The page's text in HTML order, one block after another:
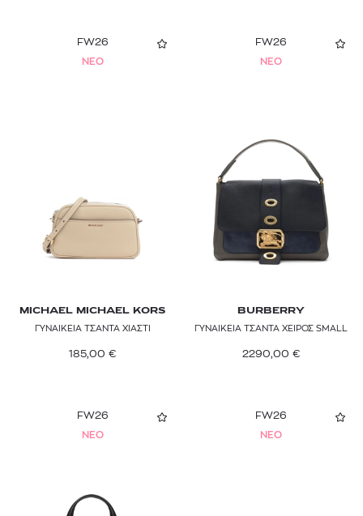
FW26
NEO
MICHAEL MICHAEL KORS
ΓΥΝΑΙΚΕΙΑ ΤΣΑΝΤΑ ΧΙΑΣΤΙ
185,00 €
FW26
NEO
BURBERRY
ΓΥΝΑΙΚΕΙΑ ΤΣΑΝΤΑ ΧΕΙΡΟΣ SMALL
2290,00 €
FW26
NEO
FW26
NEO